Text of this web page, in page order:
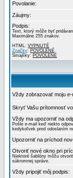
Povolanie:
Záujmy:
Podpis:
Text, ktorý môže byť
Maximálne 255 znakov.
HTML: VYPNUTÉ
Značky: POVOLENÉ
Smajlíky: POVOLENÉ
Vždy zobrazovať moju e-
Skryť Vašu prítomnosť
Vždy ma upozorniť na
Pošle e-mail keď niekto
kedykoľvek pred odoslaním
Upozorniť na príchod
Otvoriť nové okno pri
Niektoré šablóny môžu
súkromnej správe.
Vždy pripojiť môj podpis: